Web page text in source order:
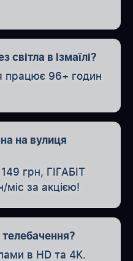
світла в Ізмаїлі?
працює 96+ годин
на вулиця
грн, ГІГАБІТ
за акцією!
в HD та 4K.